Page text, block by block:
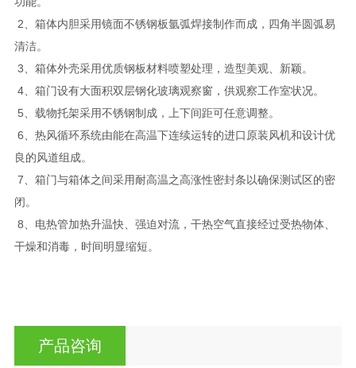
2、箱体内胆采用镜面不锈钢板氩弧焊接制作而成，四角半圆弧易
清洁。
3、箱体外壳采用优质钢板材料喷塑处理，造型美观、新颖。
4、箱门设有大面积双层钢化玻璃观察窗，供观察工作室状况。
5、载物托架采用不锈钢制成，上下间距可任意调整。
6、热风循环系统由能在高温下连续运转的进口原装风机和设计优
良的风道组成。
7、箱门与箱体之间采用耐高温之高涨性密封条以确保测试区的密
闭。
8、电热管加热升温快、强迫对流，干热空气直接经过受热物体、
干燥和消毒，时间明显缩短。
产品咨询